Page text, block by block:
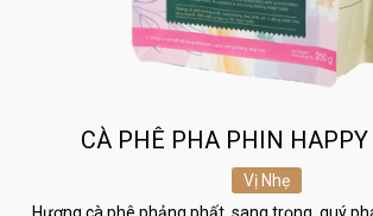
CÀ PHÊ PHA PHIN
Vị Nhẹ